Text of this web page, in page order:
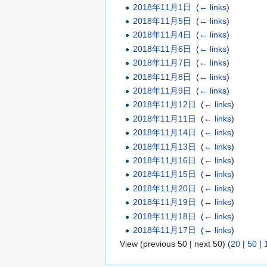
2018年11月1日
‎(← links)
2018年11月5日
‎(← links)
2018年11月4日
‎(← links)
2018年11月6日
‎(← links)
2018年11月7日
‎(← links)
2018年11月8日
‎(← links)
2018年11月9日
‎(← links)
2018年11月12日
‎(← links)
2018年11月11日
‎(← links)
2018年11月14日
‎(← links)
2018年11月13日
‎(← links)
2018年11月16日
‎(← links)
2018年11月15日
‎(← links)
2018年11月20日
‎(← links)
2018年11月19日
‎(← links)
2018年11月18日
‎(← links)
2018年11月17日
‎(← links)
View (previous 50 | next 50) (20 | 50 |